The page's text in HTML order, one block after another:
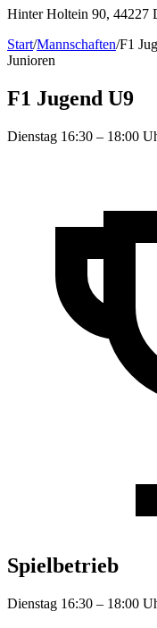
Hinter Holtein 90, 44227
Start/Mannschaften/F1
Junioren
F1 Jugend U9
Dienstag 16:30 – 18:00
Spielbetrieb
Dienstag 16:30 – 18:00